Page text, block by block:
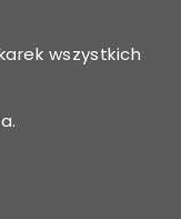
wszystkich